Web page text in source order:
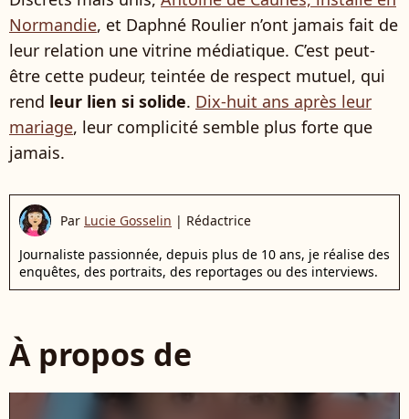
Normandie, et Daphné Roulier n’ont jamais fait de
leur relation une vitrine médiatique. C’est peut-
être cette pudeur, teintée de respect mutuel, qui
rend leur lien si solide. Dix-huit ans après leur
mariage, leur complicité semble plus forte que
jamais.
Par Lucie Gosselin | Rédactrice
Journaliste passionnée, depuis plus de 10 ans, je réalise des
enquêtes, des portraits, des reportages ou des interviews.
À propos de